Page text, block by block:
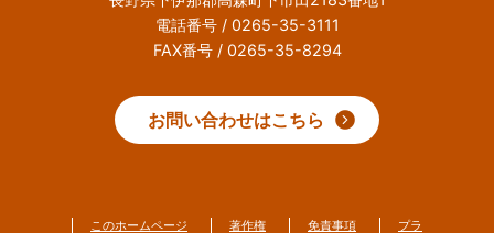
電話番号 / 0265-35-3111
FAX番号 / 0265-35-8294
お問い合わせはこちら
このホームページ 著作権 免責事項 プラ